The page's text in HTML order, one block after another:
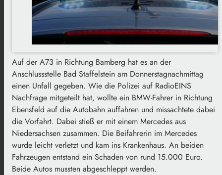
Auf der A73 in Richtung Bamberg hat es an der
Anschlussstelle Bad Staffelstein am Donnerstagnachmittag
einen Unfall gegeben. Wie die Polizei auf RadioEINS
Nachfrage mitgeteilt hat, wollte ein BMW-Fahrer in Richtung
Ebensfeld auf die Autobahn auffahren und missachtete dabei
die Vorfahrt. Dabei stieß er mit einem Mercedes aus
Niedersachsen zusammen. Die Beifahrerin im Mercedes
wurde leicht verletzt und kam ins Krankenhaus. An beiden
Fahrzeugen entstand ein Schaden von rund 15.000 Euro.
Beide Autos mussten abgeschleppt werden.